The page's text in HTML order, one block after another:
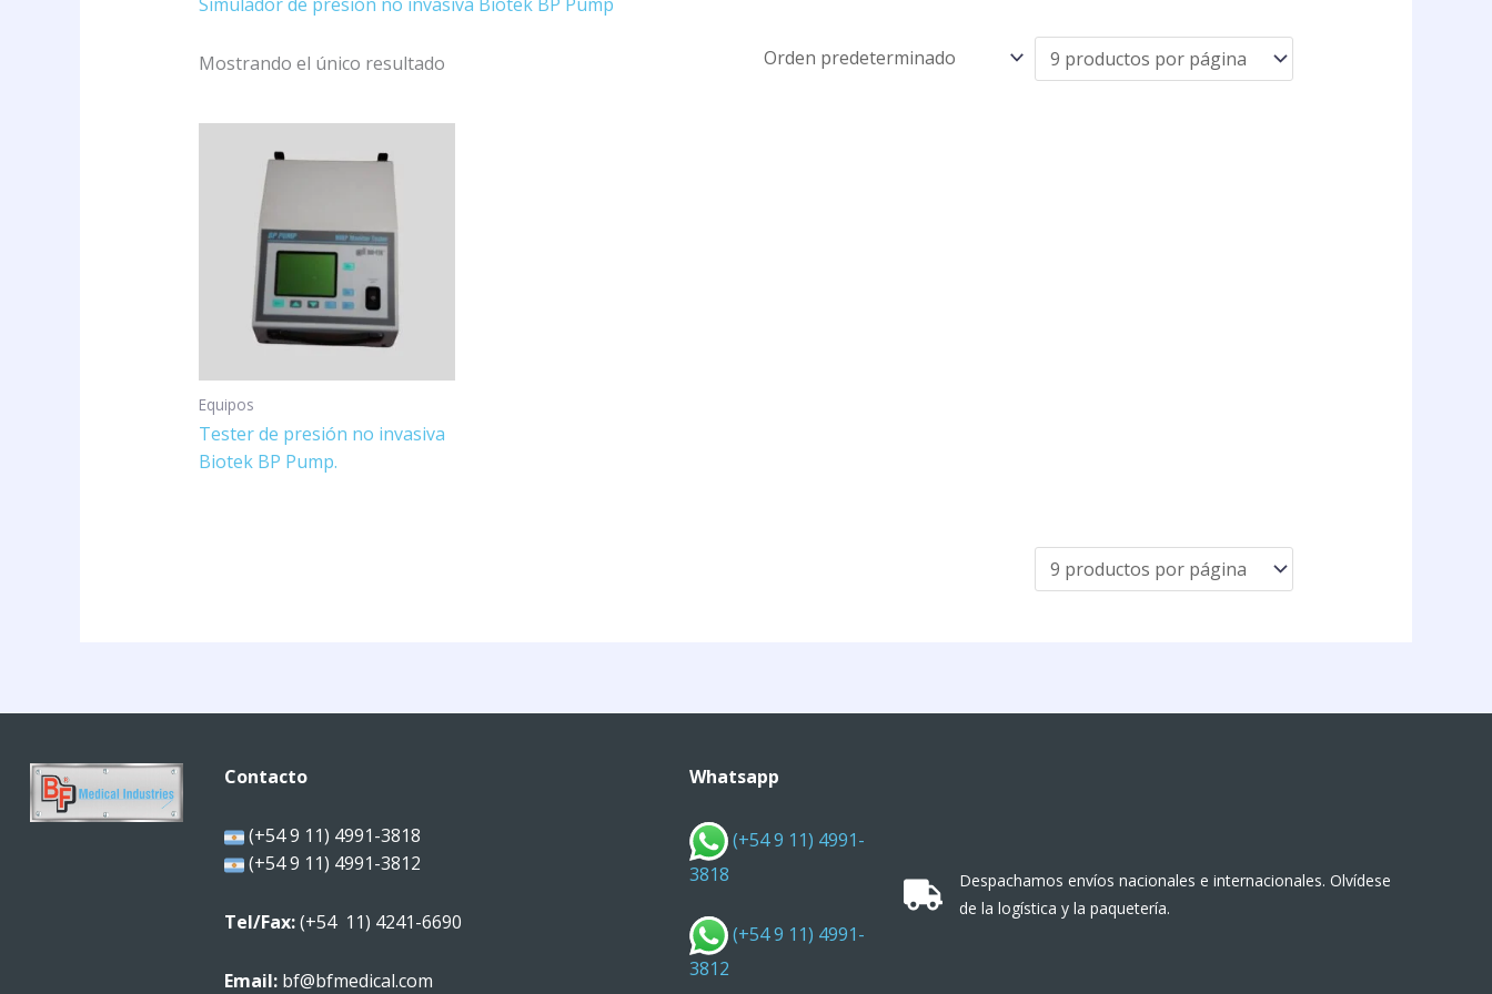
Mostrando el único resultado
Equipos
Tester de presión no invasiva
Biotek BP Pump.
Contacto
(+54 9 11) 4991-3818
(+54 9 11) 4991-3812
Tel/Fax:(+54 11) 4241-6690
Email: bf@bfmedical.com
Whatsapp
(+54 9 11) 4991-
3818
(+54 9 11) 4991-
3812
Despachamos envíos nacionales e internacionales. Olvídese
de la logística y la paquetería.